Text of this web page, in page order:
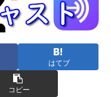
はてブ
コピー